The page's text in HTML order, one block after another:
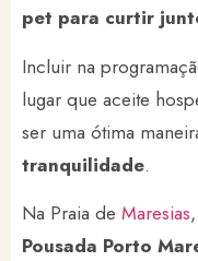
pet para curtir
Incluir na
lugar que aceite
ser uma ótima
tranquilidade.
Na Praia de Maresias
Pousada Porto